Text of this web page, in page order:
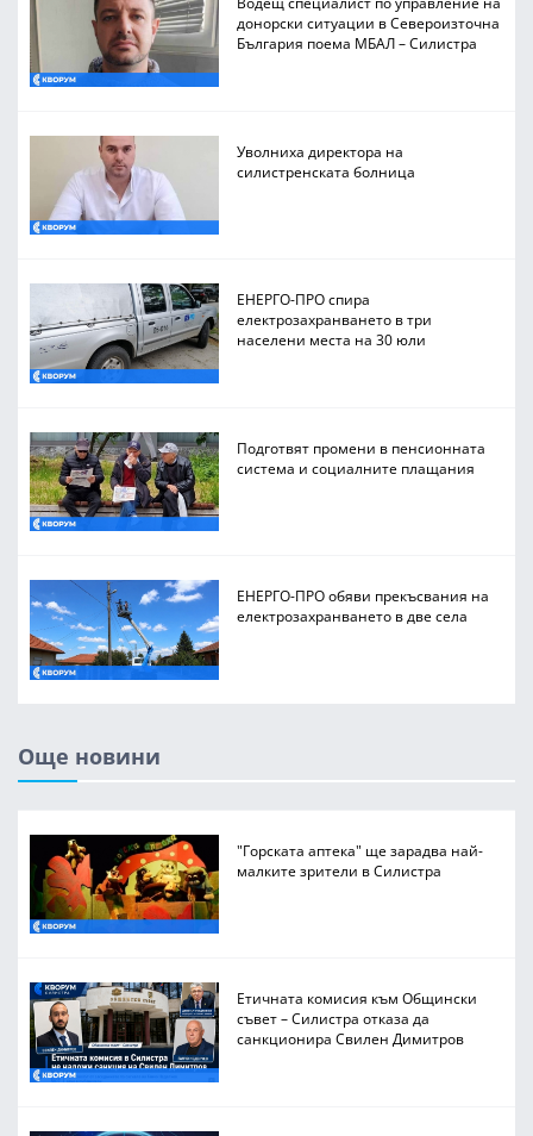
донорски ситуации в Североизточна
България поема МБАЛ – Силистра
Уволниха директора на
силистренската болница
ЕНЕРГО-ПРО спира
електрозахранването в три
населени места на 30 юли
Подготвят промени в пенсионната
система и социалните плащания
ЕНЕРГО-ПРО обяви прекъсвания на
електрозахранването в две села
Още новини
"Горската аптека" ще зарадва най-
малките зрители в Силистра
Етичната комисия към Общински
съвет – Силистра отказа да
санкционира Свилен Димитров